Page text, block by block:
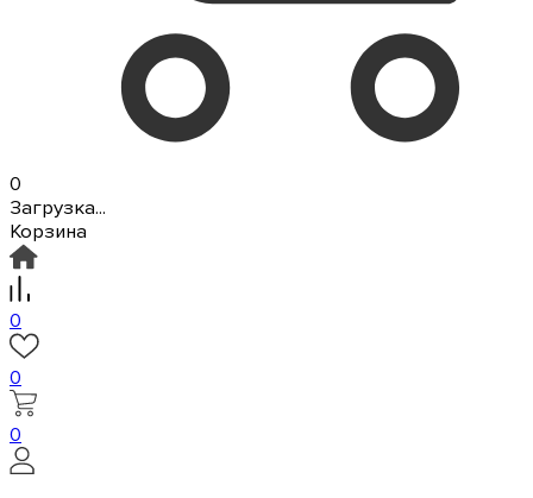
0
Загрузка...
Корзина
0
0
0